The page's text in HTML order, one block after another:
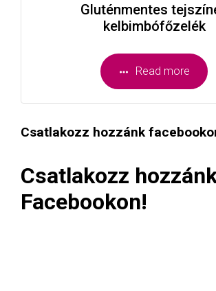
Gluténmentes
kelbimbófőzelék
Read more
Csatlakozz hozzánk
Csatlakozz
Facebookon!